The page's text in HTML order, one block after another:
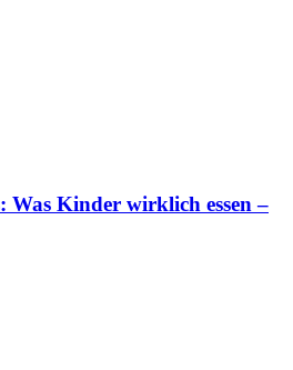
Was Kinder wirklich essen –